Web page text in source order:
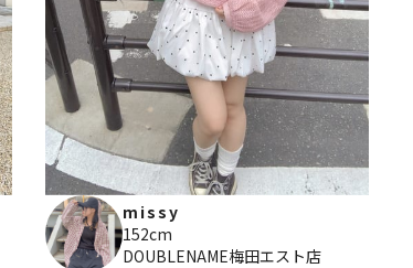
missy
152cm
DOUBLENAME梅田エスト店